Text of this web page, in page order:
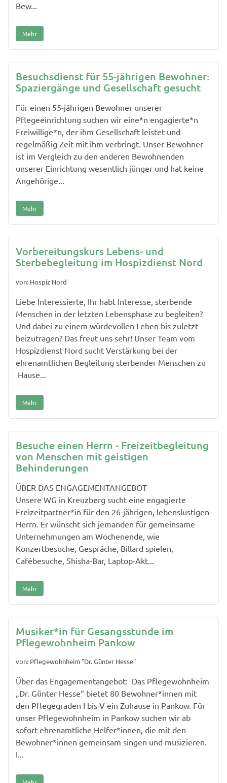
Bew...
Mehr
Besuchsdienst für 55-jährigen Bewohner:
Spaziergänge und Gesellschaft gesucht
Für einen 55-jährigen Bewohner unserer
Pflegeeinrichtung suchen wir eine*n engagierte*n
Freiwillige*n, der ihm Gesellschaft leistet und
regelmäßig Zeit mit ihm verbringt. Unser Bewohner
ist im Vergleich zu den anderen Bewohnenden
unserer Einrichtung wesentlich jünger und hat keine
Angehörige...
Mehr
Vorbereitungskurs Lebens- und
Sterbebegleitung im Hospizdienst Nord
von: Hospiz Nord
Liebe Interessierte, Ihr habt Interesse, sterbende
Menschen in der letzten Lebensphase zu begleiten?
Und dabei zu einem würdevollen Leben bis zuletzt
beizutragen? Das freut uns sehr! Unser Team vom
Hospizdienst Nord sucht Verstärkung bei der
ehrenamtlichen Begleitung sterbender Menschen zu
Hause...
Mehr
Besuche einen Herrn - Freizeitbegleitung
von Menschen mit geistigen
Behinderungen
ÜBER DAS ENGAGEMENTANGEBOT
Unsere WG in Kreuzberg sucht eine engagierte
Freizeitpartner*in für den 26-jährigen, lebenslustigen
Herrn. Er wünscht sich jemanden für gemeinsame
Unternehmungen am Wochenende, wie
Konzertbesuche, Gespräche, Billard spielen,
Cafébesuche, Shisha-Bar, Laptop-Akt...
Mehr
Musiker*in für Gesangsstunde im
Pflegewohnheim Pankow
von: Pflegewohnheim "Dr. Günter Hesse"
Über das Engagementangebot: Das Pflegewohnheim
„Dr. Günter Hesse“ bietet 80 Bewohner*innen mit
den Pflegegraden I bis V ein Zuhause in Pankow. Für
unser Pflegewohnheim in Pankow suchen wir ab
sofort ehrenamtliche Helfer*innen, die mit den
Bewohner*innen gemeinsam singen und musizieren.
I...